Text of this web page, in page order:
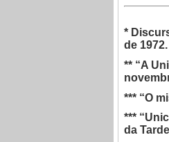
*
de 1972.
** “A
*** “O
***
da